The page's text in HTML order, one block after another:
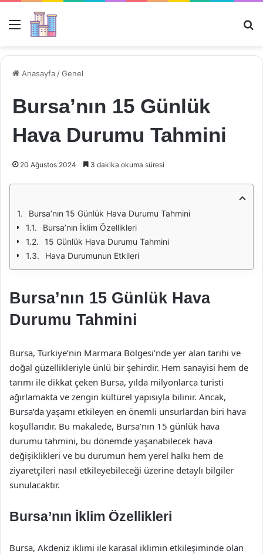
Menü
Anasayfa /Genel
Bursa’nın 15 Günlük
Hava Durumu Tahmini
20 Ağustos 2024 3 dakika okuma süresi
Bursa’nın 15 Günlük Hava Durumu Tahmini
Bursa’nın İklim Özellikleri
15 Günlük Hava Durumu Tahmini
Hava Durumunun Etkileri
Bursa’nın 15 Günlük Hava
Durumu Tahmini
Bursa, Türkiye’nin Marmara Bölgesi’nde yer alan tarihi ve
doğal güzellikleriyle ünlü bir şehirdir. Hem sanayisi hem de
tarımı ile dikkat çeken Bursa, yılda milyonlarca turisti
ağırlamakta ve zengin kültürel yapısıyla bilinir. Ancak,
Bursa’da yaşamı etkileyen en önemli unsurlardan biri hava
koşullarıdır. Bu makalede, Bursa’nın 15 günlük hava
durumu tahmini, bu dönemde yaşanabilecek hava
değişiklikleri ve bu durumun hem yerel halkı hem de
ziyaretçileri nasıl etkileyebileceği üzerine detaylı bilgiler
sunulacaktır.
Bursa’nın İklim Özellikleri
Bursa, Akdeniz iklimi ile karasal iklimin etkileşiminde olan